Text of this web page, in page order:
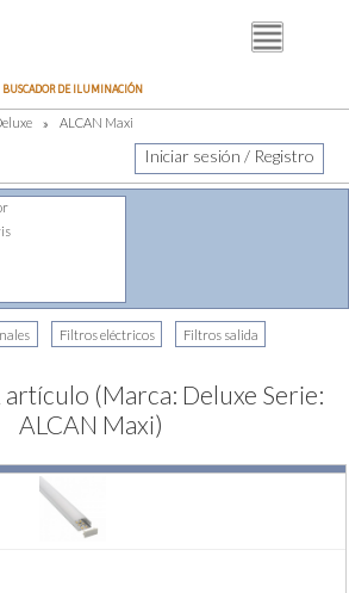
BUSCADOR DE ILUMINACIÓNBUSCADOR
FABRICANTES
DISTRIBUIDORES
PIM
» ALCAN Maxi
Iniciar sesión / Registro
(Marca: Deluxe Serie:
ALCAN Maxi)